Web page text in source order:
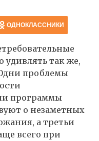
ОДНОКЛАССНИКИ
удивлять так же,
проблемы
программы
о незаметных
а третьи
всего при